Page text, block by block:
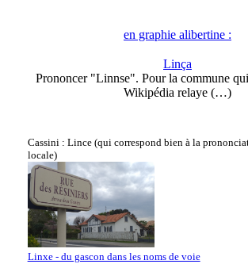
en graphie alibertine :
Linça
Prononcer "Linnse". Pour la commune
Wikipédia relaye (…)
Cassini : Lince (qui correspond bien à la
locale)
Linxe - du gascon dans les noms de voie